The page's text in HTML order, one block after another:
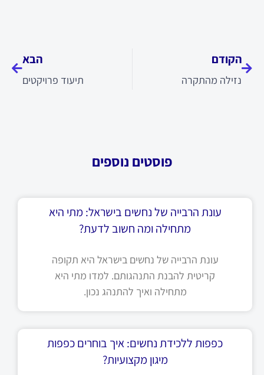
הקודם
נזילה מהתקרה
הבא
תיעוד פרויקטים
פוסטים נוספים
עונת הרבייה של נחשים בישראל: מתי היא
מתחילה ומה חשוב לדעת?
עונת הרבייה של נחשים בישראל היא תקופה
קריטית להבנת התנהגותם. למדו מתי היא
מתחילה ואיך להתנהג נכון.
כפפות ללכידת נחשים: איך בוחרים כפפות
מיגון מקצועיות?